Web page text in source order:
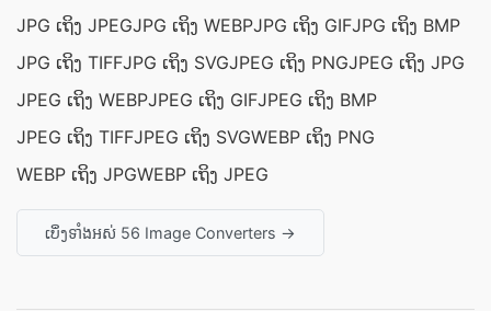
JPG ເຖິງ JPEGJPG ເຖິງ WEBPJPG ເຖິງ GIFJPG ເຖິງ BMP
JPG ເຖິງ TIFFJPG ເຖິງ SVGJPEG ເຖິງ PNGJPEG ເຖິງ JPG
JPEG ເຖິງ WEBPJPEG ເຖິງ GIFJPEG ເຖິງ BMP
JPEG ເຖິງ TIFFJPEG ເຖິງ SVGWEBP ເຖິງ PNG
WEBP ເຖິງ JPGWEBP ເຖິງ JPEG
ເບິ່ງ​ទាំងអស់ 56 Image Converters →